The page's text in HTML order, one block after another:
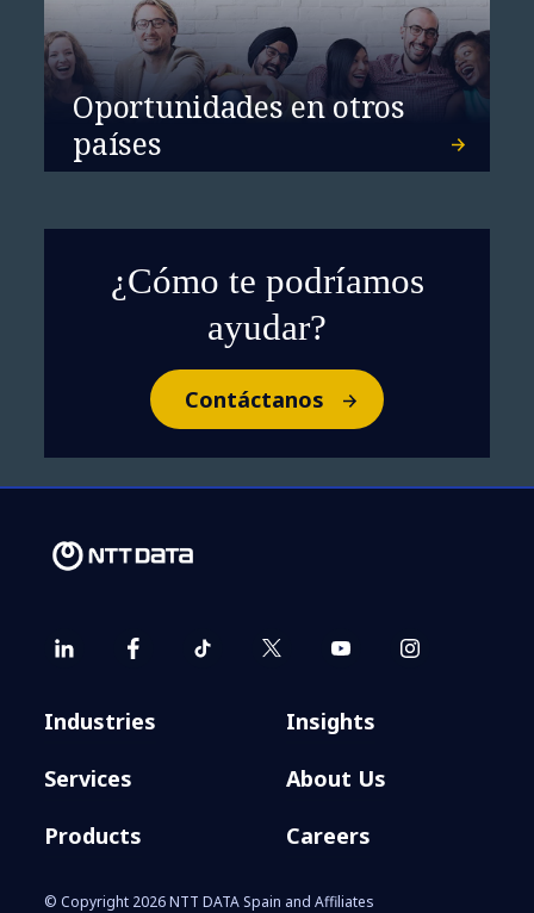
Oportunidades en otros
países
¿Cómo te podríamos
ayudar?
Contáctanos
Industries
Services
Products
Insights
About Us
Careers
© Copyright 2026 NTT DATA Spain and Affiliates